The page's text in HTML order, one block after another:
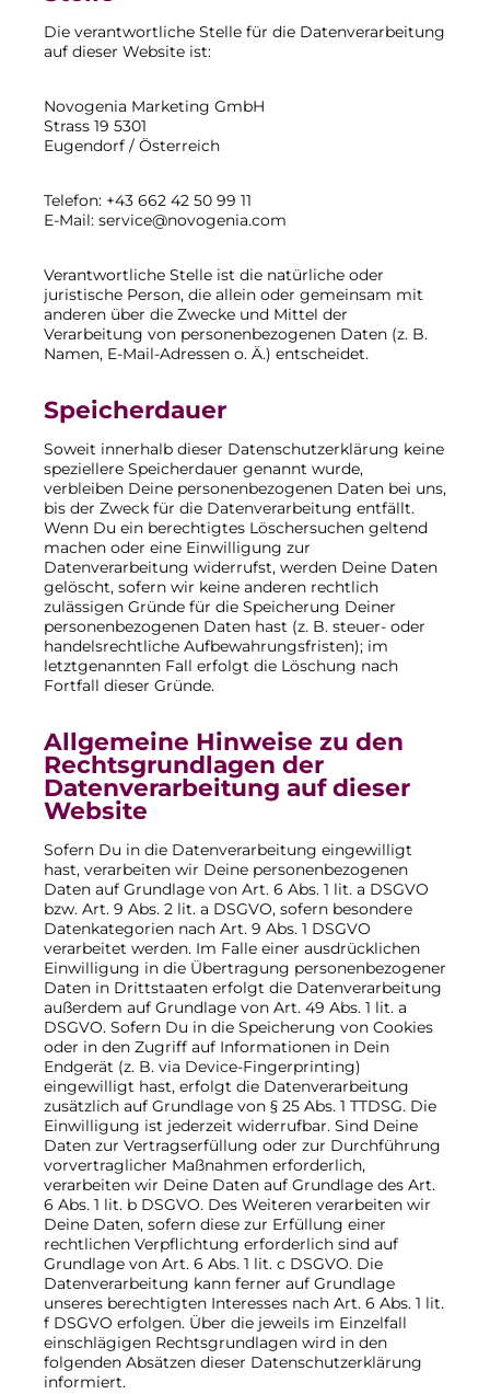
Die verantwortliche Stelle für die Datenverarbeitung
auf dieser Website ist:
Novogenia Marketing GmbH
Strass 19 5301
Eugendorf / Österreich
Telefon: +43 662 42 50 99 11
E-Mail: service@novogenia.com
Verantwortliche Stelle ist die natürliche oder
juristische Person, die allein oder gemeinsam mit
anderen über die Zwecke und Mittel der
Verarbeitung von personenbezogenen Daten (z. B.
Namen, E-Mail-Adressen o. Ä.) entscheidet.
Speicherdauer
Soweit innerhalb dieser Datenschutzerklärung keine
speziellere Speicherdauer genannt wurde,
verbleiben Deine personenbezogenen Daten bei uns,
bis der Zweck für die Datenverarbeitung entfällt.
Wenn Du ein berechtigtes Löschersuchen geltend
machen oder eine Einwilligung zur
Datenverarbeitung widerrufst, werden Deine Daten
gelöscht, sofern wir keine anderen rechtlich
zulässigen Gründe für die Speicherung Deiner
personenbezogenen Daten hast (z. B. steuer- oder
handelsrechtliche Aufbewahrungsfristen); im
letztgenannten Fall erfolgt die Löschung nach
Fortfall dieser Gründe.
Allgemeine Hinweise zu den
Rechtsgrundlagen der
Datenverarbeitung auf dieser
Website
Sofern Du in die Datenverarbeitung eingewilligt
hast, verarbeiten wir Deine personenbezogenen
Daten auf Grundlage von Art. 6 Abs. 1 lit. a DSGVO
bzw. Art. 9 Abs. 2 lit. a DSGVO, sofern besondere
Datenkategorien nach Art. 9 Abs. 1 DSGVO
verarbeitet werden. Im Falle einer ausdrücklichen
Einwilligung in die Übertragung personenbezogener
Daten in Drittstaaten erfolgt die Datenverarbeitung
außerdem auf Grundlage von Art. 49 Abs. 1 lit. a
DSGVO. Sofern Du in die Speicherung von Cookies
oder in den Zugriff auf Informationen in Dein
Endgerät (z. B. via Device-Fingerprinting)
eingewilligt hast, erfolgt die Datenverarbeitung
zusätzlich auf Grundlage von § 25 Abs. 1 TTDSG. Die
Einwilligung ist jederzeit widerrufbar. Sind Deine
Daten zur Vertragserfüllung oder zur Durchführung
vorvertraglicher Maßnahmen erforderlich,
verarbeiten wir Deine Daten auf Grundlage des Art.
6 Abs. 1 lit. b DSGVO. Des Weiteren verarbeiten wir
Deine Daten, sofern diese zur Erfüllung einer
rechtlichen Verpflichtung erforderlich sind auf
Grundlage von Art. 6 Abs. 1 lit. c DSGVO. Die
Datenverarbeitung kann ferner auf Grundlage
unseres berechtigten Interesses nach Art. 6 Abs. 1 lit.
f DSGVO erfolgen. Über die jeweils im Einzelfall
einschlägigen Rechtsgrundlagen wird in den
folgenden Absätzen dieser Datenschutzerklärung
informiert.